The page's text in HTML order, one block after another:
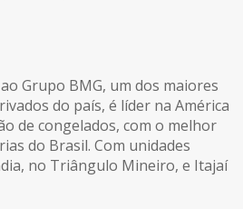
Grupo BMG, um dos maiores
do país, é líder na América
de congelados, com o melhor
do Brasil. Com unidades
no Triângulo Mineiro, e Itajaí